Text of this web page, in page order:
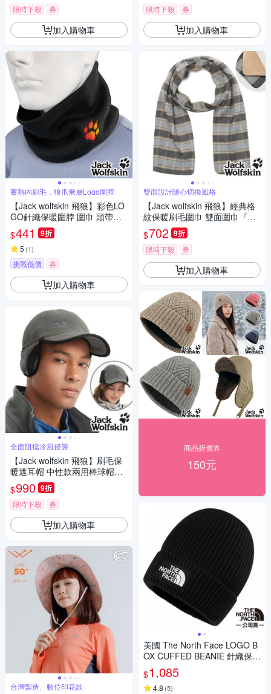
限時下殺 券
加入購物車
蓄熱內刷毛，狼爪漸層Logo圍脖
【Jack wolfskin 飛狼】彩色LO
GO針織保暖圍脖 圍巾 頭帶
『深邃黑』
$441 9折
5 (1)
挑戰低價 券
加入購物車
全面阻擋冷風侵襲
【Jack wolfskin 飛狼】刷毛保
暖遮耳帽 中性款兩用棒球帽
『岩灰』
$990 9折
限時下殺 券
加入購物車
台灣製造、數位印花款
限時下殺 券
加入購物車
雙面設計隨心切換風格
【Jack wolfskin 飛狼】經典格
紋保暖刷毛圍巾 雙面圍巾『灰
格』
$702 9折
限時下殺 券
加入購物車
商品折價券
150元
美國 The North Face LOGO B
OX CUFFED BEANIE 針織保暖
毛帽.毛線帽_黑 N
$1,085
4.8 (5)